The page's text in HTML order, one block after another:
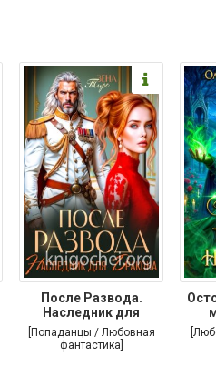
После Развода.
Наследник для
дракона
[Попаданцы / Любовная
фантастика]